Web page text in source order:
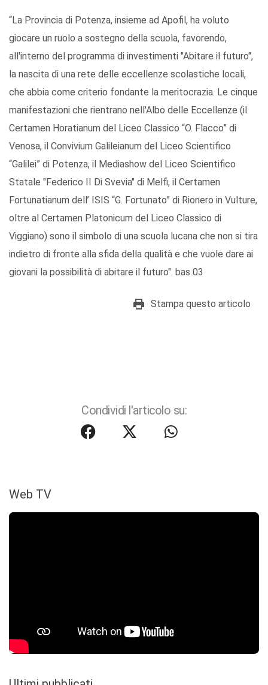
“La Provincia di Potenza, insieme ad Apofil, ha voluto
giocare un ruolo a sostegno della scuola, favorendo,
all'interno del programma di investimenti "Abitare il futuro",
la nascita di una rete delle eccellenze scolastiche locali,
che abbia come criterio fondante la meritocrazia. Le cinque
manifestazioni che rientrano nell'Albo delle Eccellenze (il
Certamen Horatianum del Liceo Classico “O. Flacco” di
Venosa, il Convivium Galileianum del Liceo Scientifico
“Galilei” di Potenza, il Mediashow del Liceo Scientifico
Statale "Federico II Di Svevia" di Melfi, il Certamen
Fortunatianum dell’ ISIS “G. Fortunato” di Rionero in Vulture,
oltre al Certamen Platonicum del Liceo Classico di
Viggiano) sono il simbolo di una scuola lucana che non si tira
indietro di fronte alla sfida della qualità e che vuole dare ai
giovani la possibilità di abitare il futuro". bas 03
Stampa questo articolo
Condividi l'articolo su:
Web TV